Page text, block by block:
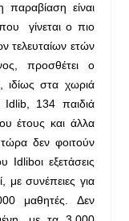
παραβίαση είναι
γίνεται ο πιο
τελευταίων ετών
προσθέτει ο
ιδίως στα χωριά
Idlib, 134 παιδιά
έτους και άλλα
δεν φοιτούν
Idlibοι εξετάσεις
με συνέπειες για
μαθητές. Δεν